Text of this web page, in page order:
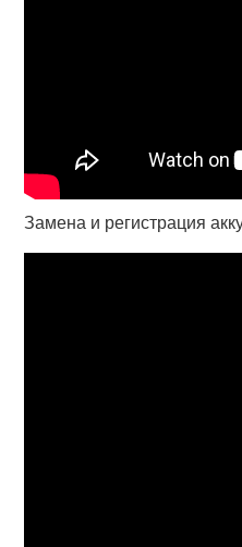
Замена и регистрация